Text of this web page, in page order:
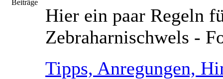
Hier ein paar Regeln
Zebraharnischwels -
Tipps, Anregungen,